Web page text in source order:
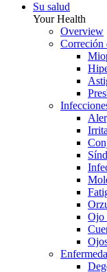
Su salud
Your Health
Overview
Correción
Ojo